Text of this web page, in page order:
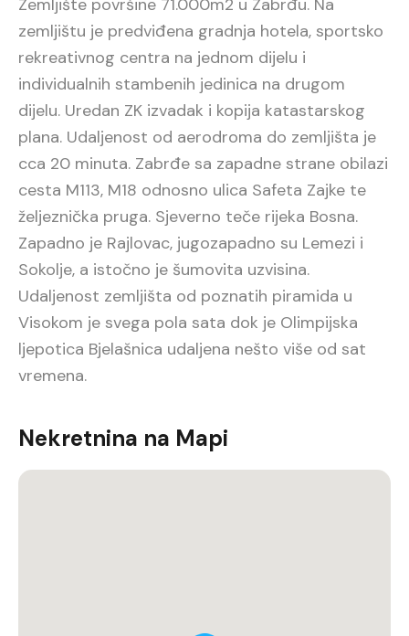
Zemljište površine 71.000m2 u Zabrđu. Na
zemljištu je predviđena gradnja hotela, sportsko
rekreativnog centra na jednom dijelu i
individualnih stambenih jedinica na drugom
dijelu. Uredan ZK izvadak i kopija katastarskog
plana. Udaljenost od aerodroma do zemljišta je
cca 20 minuta. Zabrđe sa zapadne strane obilazi
cesta M113, M18 odnosno ulica Safeta Zajke te
željeznička pruga. Sjeverno teče rijeka Bosna.
Zapadno je Rajlovac, jugozapadno su Lemezi i
Sokolje, a istočno je šumovita uzvisina.
Udaljenost zemljišta od poznatih piramida u
Visokom je svega pola sata dok je Olimpijska
ljepotica Bjelašnica udaljena nešto više od sat
vremena.
Nekretnina na Mapi